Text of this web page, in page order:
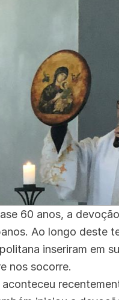
60 anos, a
Ao longo deste
inseriram em
nos socorre.
aconteceu